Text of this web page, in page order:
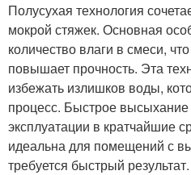
Полусухая технология
мокрой стяжек. Основная
количество влаги в смеси,
повышает прочность. Эта
избежать излишков воды,
процесс. Быстрое
эксплуатации в кратчайшие
идеальна для помещений с
требуется быстрый результат.